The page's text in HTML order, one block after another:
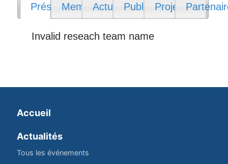
PrésentationMembresActualitésPublications
Projets
Invalid reseach team name
Accueil
Actualités
Tous les événements